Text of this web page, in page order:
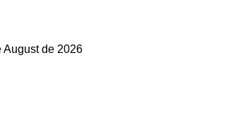
August de 2026